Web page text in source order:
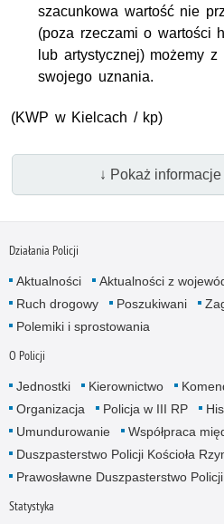
szacunkowa wartość nie
(poza rzeczami o wartości
lub artystycznej) możemy z
swojego uznania.
(KWP w Kielcach / kp)
↓ Pokaż
Działania Policji
Aktualności Aktualności z
Ruch drogowy
Poszukiwani
Polemiki i sprostowania
O Policji
Jednostki Kierownictwo
Organizacja
Policja w III RP
Umundurowanie
Współpraca
Duszpasterstwo Policji Kościoła
Prawosławne Duszpasterstwo Policji
Statystyka